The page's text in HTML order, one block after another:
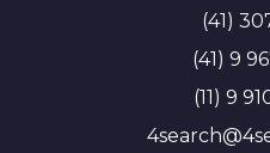
(41)
(41) 9
(11) 9